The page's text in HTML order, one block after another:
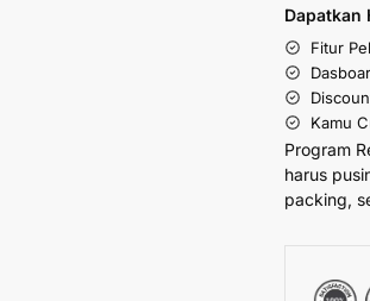
Dapatkan
Fitur
Kamu
Program
harus
packing,